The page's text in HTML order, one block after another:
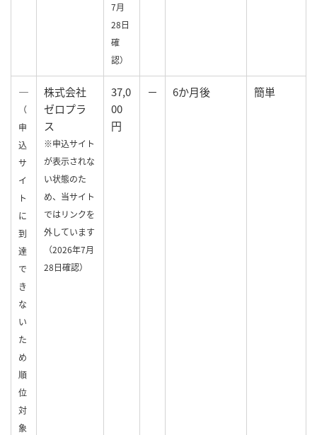
7月
28日
確
認）
—
（
申
込
サ
イ
ト
に
到
達
で
き
な
い
た
め
順
位
対
象
株式会社
ゼロプラ
ス
※申込サイト
が表示されな
い状態のた
め、当サイト
ではリンクを
外しています
（2026年7月
28日確認）
37,0
00
円
－ 6か月後 簡単